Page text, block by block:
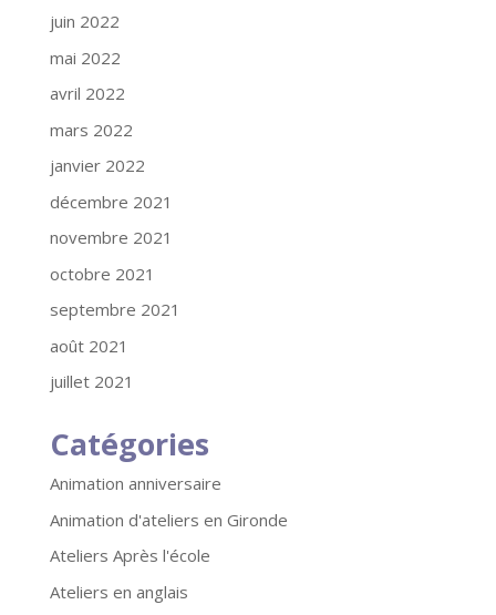
juin 2022
mai 2022
avril 2022
mars 2022
janvier 2022
décembre 2021
novembre 2021
octobre 2021
septembre 2021
août 2021
juillet 2021
Catégories
Animation anniversaire
Animation d'ateliers en Gironde
Ateliers Après l'école
Ateliers en anglais